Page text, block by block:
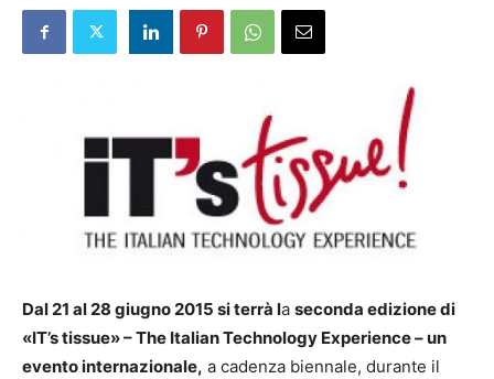
Dal 21 al 28 giugno 2015 si terrà la seconda edizione di
«IT’s tissue»– The Italian Technology Experience –un
evento internazionale, a cadenza biennale, durante il